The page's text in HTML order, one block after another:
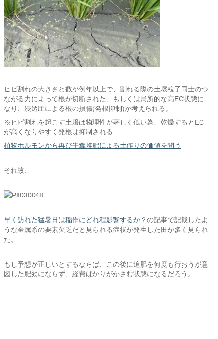
ヒビ割れの大きさと数が例年以上で、割れる際の土壌粒子同士のつ
ながる力によって根が切断された、もしくは局所的な高EC状態に
なり、浸透圧による根の損傷(発根抑制)が考えられる。
※ヒビ割れを起こす土壌は物理性が著しく低い為、乾燥するとEC
が高くなりやすく発根は抑制される
植物ホルモンから再び牛糞堆肥による土作りの価値を問う
それ故、
早く訪れた猛暑日は稲作にどれ程影響するか？の記事で記載したよ
うな金属系の要素欠乏だと見られる症状が発生した田が多く見られ
た。
もし予想が正しいとするならば、この後に追肥を何度も行おうが意
図した肥効にならず、経費ばかりがかさむ状態になるだろう。